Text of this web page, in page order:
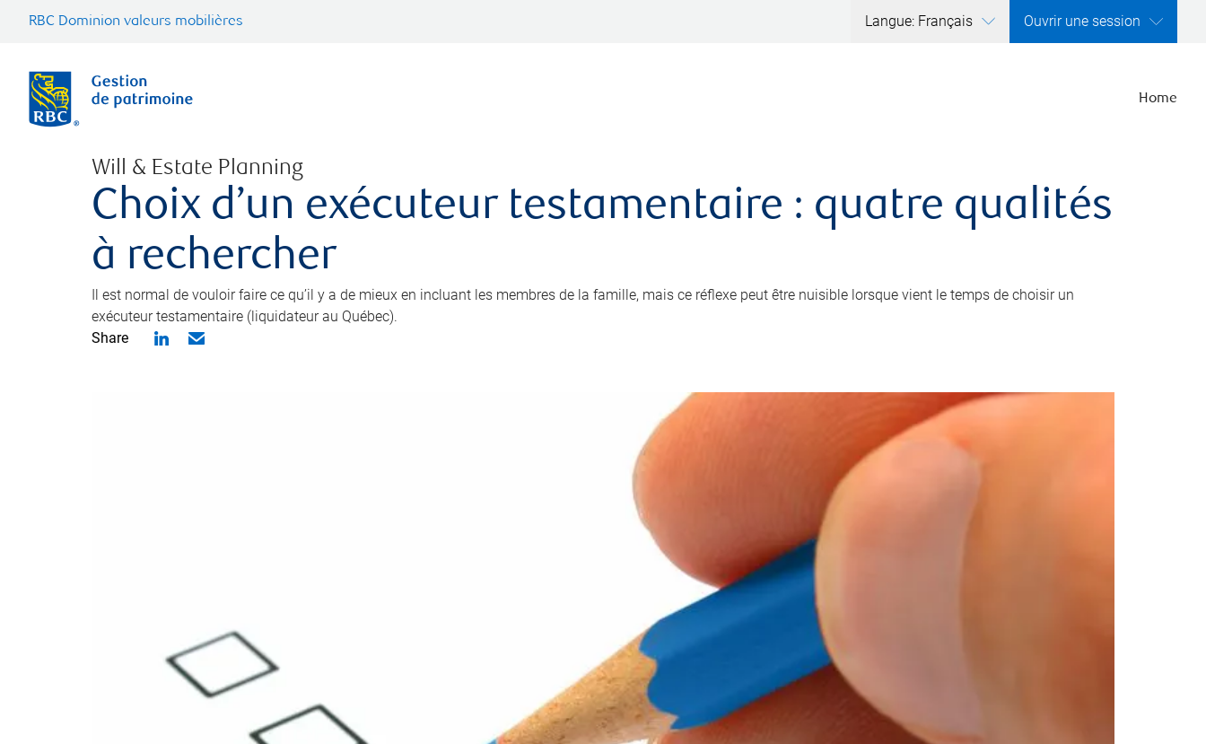
RBC Dominion valeurs mobilières Langue: Français Ouvrir une session
Home
Will & Estate Planning
Choix d’un exécuteur testamentaire : quatre qualités
à rechercher
Il est normal de vouloir faire ce qu’il y a de mieux en incluant les membres de la famille, mais ce réflexe peut être nuisible lorsque vient le temps de choisir un
exécuteur testamentaire (liquidateur au Québec).
Share